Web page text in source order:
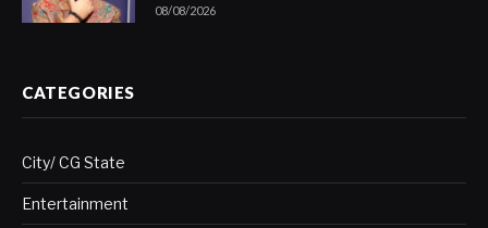
08/08/2026
CATEGORIES
City/ CG State
Entertainment